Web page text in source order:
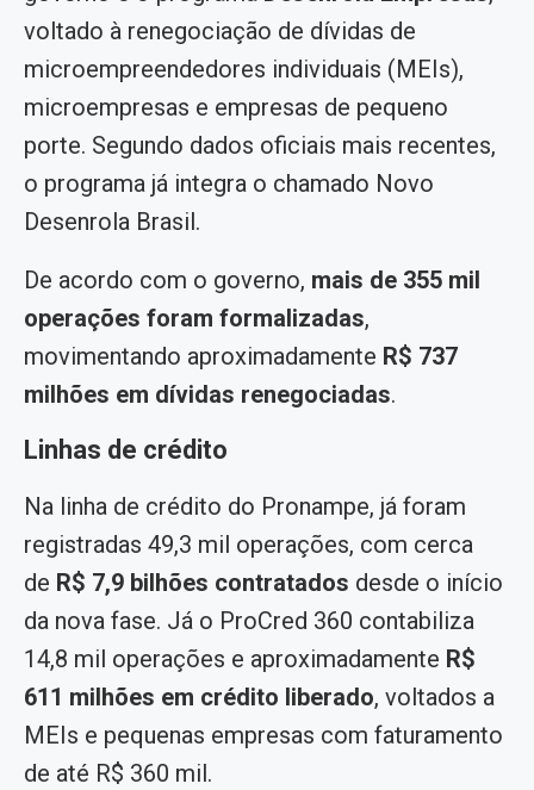
voltado à renegociação de dívidas de
microempreendedores individuais (MEIs),
microempresas e empresas de pequeno
porte. Segundo dados oficiais mais recentes,
o programa já integra o chamado Novo
Desenrola Brasil.
De acordo com o governo, mais de 355 mil
operações foram formalizadas,
movimentando aproximadamente R$ 737
milhões em dívidas renegociadas.
Linhas de crédito
Na linha de crédito do Pronampe, já foram
registradas 49,3 mil operações, com cerca
de R$ 7,9 bilhões contratados desde o início
da nova fase. Já o ProCred 360 contabiliza
14,8 mil operações e aproximadamente R$
611 milhões em crédito liberado, voltados a
MEIs e pequenas empresas com faturamento
de até R$ 360 mil.